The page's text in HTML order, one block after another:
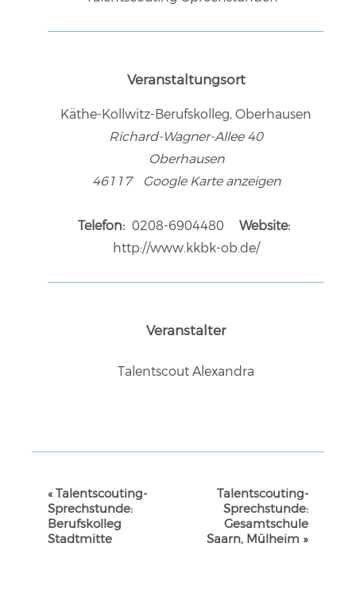
Veranstaltungsort
Käthe-Kollwitz-Berufskolleg, Oberhausen
Richard-Wagner-Allee 40
Oberhausen
46117
Google Karte anzeigen
Telefon: 0208-6904480
Website:
http://www.kkbk-ob.de/
Veranstalter
Talentscout Alexandra
VERANSTALTUNG-
NAVIGATION
«Talentscouting-
Sprechstunde:
Berufskolleg
Stadtmitte
Talentscouting-
Sprechstunde:
Gesamtschule
Saarn, Mülheim »